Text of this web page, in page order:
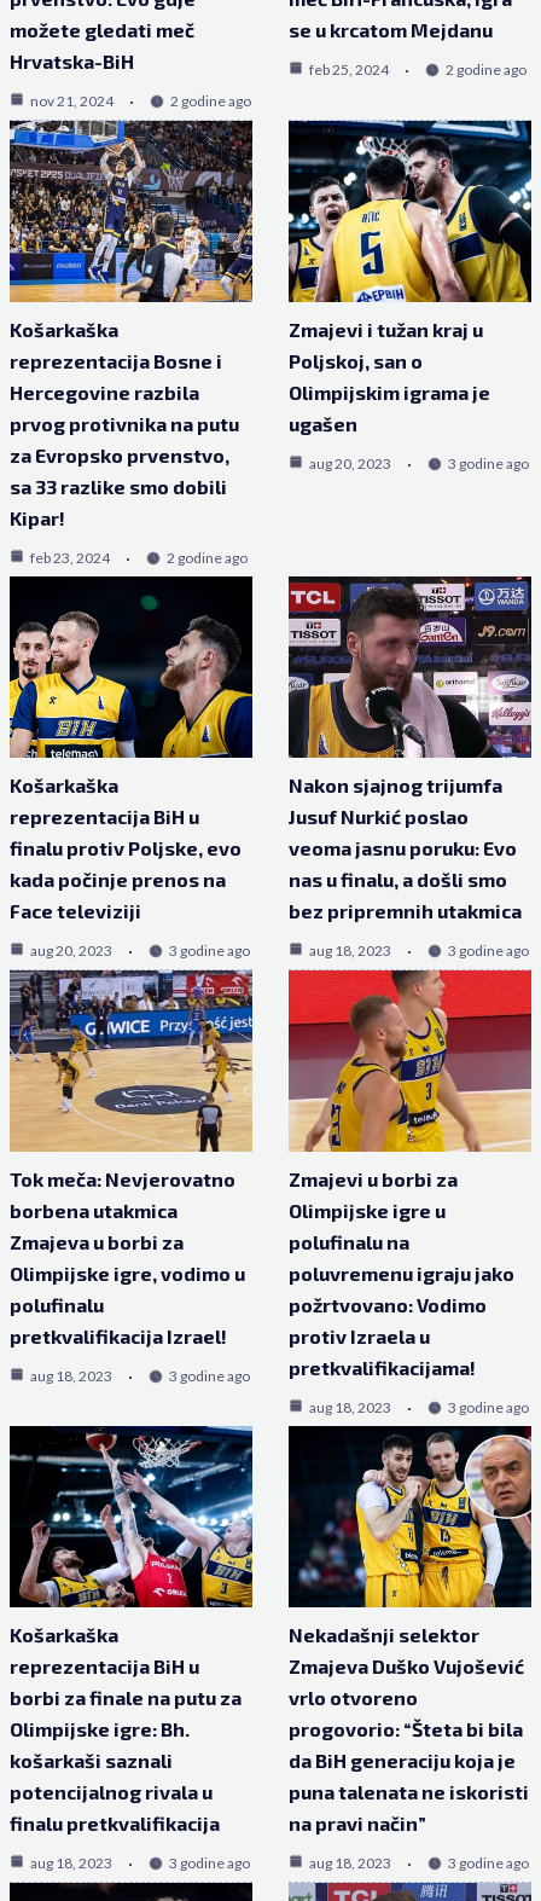
možete gledati meč
Hrvatska-BiH
nov 21, 2024 2 godine ago
se u krcatom Mejdanu
feb 25, 2024 2 godine ago
Košarkaška
reprezentacija Bosne i
Hercegovine razbila
prvog protivnika na putu
za Evropsko prvenstvo,
sa 33 razlike smo dobili
Kipar!
feb 23, 2024 2 godine ago
Zmajevi i tužan kraj u
Poljskoj, san o
Olimpijskim igrama je
ugašen
aug 20, 2023 3 godine ago
Košarkaška
reprezentacija BiH u
finalu protiv Poljske, evo
kada počinje prenos na
Face televiziji
aug 20, 2023 3 godine ago
Nakon sjajnog trijumfa
Jusuf Nurkić poslao
veoma jasnu poruku: Evo
nas u finalu, a došli smo
bez pripremnih utakmica
aug 18, 2023 3 godine ago
Tok meča: Nevjerovatno
borbena utakmica
Zmajeva u borbi za
Olimpijske igre, vodimo u
polufinalu
pretkvalifikacija Izrael!
aug 18, 2023 3 godine ago
Zmajevi u borbi za
Olimpijske igre u
polufinalu na
poluvremenu igraju jako
požrtvovano: Vodimo
protiv Izraela u
pretkvalifikacijama!
aug 18, 2023 3 godine ago
Košarkaška
reprezentacija BiH u
borbi za finale na putu za
Olimpijske igre: Bh.
košarkaši saznali
potencijalnog rivala u
finalu pretkvalifikacija
aug 18, 2023 3 godine ago
Nekadašnji selektor
Zmajeva Duško Vujošević
vrlo otvoreno
progovorio: “Šteta bi bila
da BiH generaciju koja je
puna talenata ne iskoristi
na pravi način”
aug 18, 2023 3 godine ago